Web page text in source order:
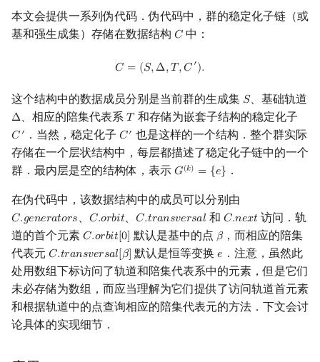
本文会提供一系列伪代码．伪代码中，群的稳定化子链（或
基和强生成集）存储在数据结构 𝐶
C 中：
𝐶 = (𝑆,Δ,𝑇 ,𝐶 ′).
C =(S Δ, ,C ).
这个结构中的数据成员分别是当前群的生成集 𝑆
S、基础轨道
Δ
Δ 、相应的陪集代表系𝑇
T 和存储为嵌套子结构的稳定化子
𝐶 ′
C′ ．当然，稳定化子 𝐶′
C′ 也是这样的一个结构．整个群实际
存储在一个层状结构中，每层都描述了稳定化子链中的一个
群．最内层是空的结构体，表示 𝐺(𝑘) = {𝑒}
G(k) ={e } ．
在伪代码中，该数据结构中的成员可以分别由
𝐶.𝑔𝑒𝑛𝑒𝑟𝑎𝑡𝑜𝑟𝑠
C.generators 、 𝐶.𝑜𝑟𝑏𝑖𝑡
C.orbit、𝐶.𝑡𝑟𝑎𝑛𝑠𝑣𝑒𝑟𝑠𝑎𝑙
C.transversal 和 𝐶.𝑛𝑒𝑥𝑡
C.next 访问．轨
道的首个元素 𝐶.𝑜𝑟𝑏𝑖𝑡[0]
C.orbit[0] 默认是基中的点 𝛽
β，而相应的陪集
代表元 𝐶.𝑡𝑟𝑎𝑛𝑠𝑣𝑒𝑟𝑠𝑎𝑙[𝛽]
C.transversal[β] 默认是恒等变换𝑒
e ．注意，虽然此
处用数组下标访问了轨道和陪集代表系中的元素，但是它们
未必存储为数组，而应当理解为它们提供了访问轨道首元素
和根据轨道中的点查询相应的陪集代表元的方法．下文会讨
论具体的实现细节．